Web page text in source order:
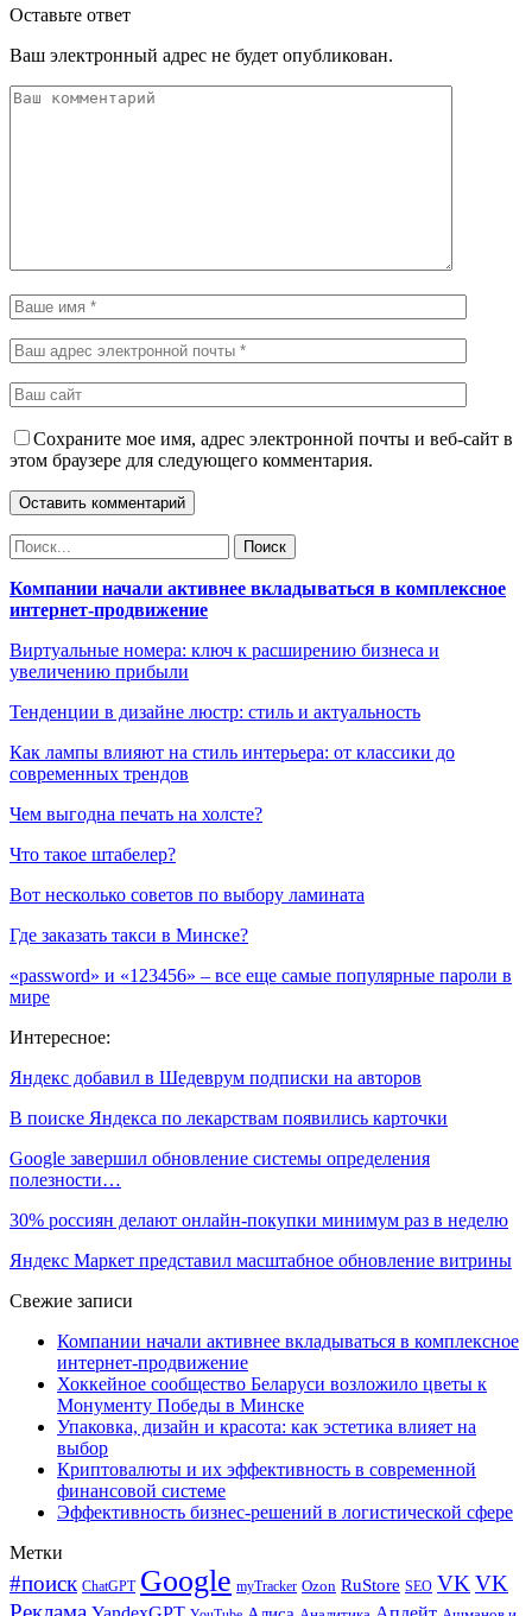
Оставьте ответ
Ваш электронный адрес не будет опубликован.
Сохраните мое имя, адрес электронной почты и веб-сайт в
этом браузере для следующего комментария.
Компании начали активнее вкладываться в комплексное
интернет-продвижение
Виртуальные номера: ключ к расширению бизнеса и
увеличению прибыли
Тенденции в дизайне люстр: стиль и актуальность
Как лампы влияют на стиль интерьера: от классики до
современных трендов
Чем выгодна печать на холсте?
Что такое штабелер?
Вот несколько советов по выбору ламината
Где заказать такси в Минске?
«password» и «123456» – все еще самые популярные пароли в
мире
Интересное:
Яндекс добавил в Шедеврум подписки на авторов
В поиске Яндекса по лекарствам появились карточки
Google завершил обновление системы определения
полезности…
30% россиян делают онлайн-покупки минимум раз в неделю
Яндекс Маркет представил масштабное обновление витрины
Свежие записи
Компании начали активнее вкладываться в комплексное
интернет-продвижение
Хоккейное сообщество Беларуси возложило цветы к
Монументу Победы в Минске
Упаковка, дизайн и красота: как эстетика влияет на
выбор
Криптовалюты и их эффективность в современной
финансовой системе
Эффективность бизнес-решений в логистической сфере
Метки
#поиск ChatGPT Google myTracker Ozon RuStore SEO VK VK